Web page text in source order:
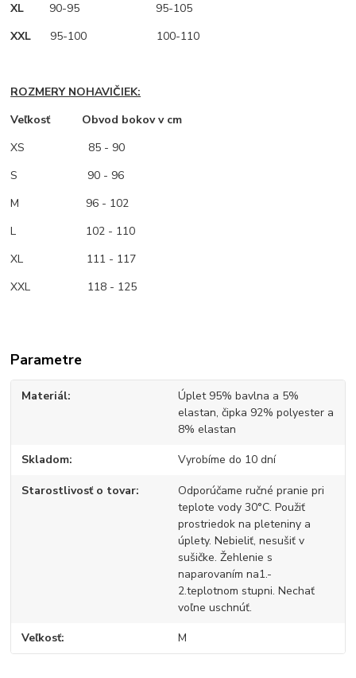
XL 90-95 95-105
XXL 95-100 100-110
ROZMERY NOHAVIČIEK:
Veľkosť Obvod bokov v cm
XS
85 - 90
S 90 - 96
M
96 - 102
L 102 - 110
XL 111 - 117
XXL 118 - 125
Parametre
Materiál
Úplet 95% bavlna a 5%
elastan, čipka 92% polyester a
8% elastan
Skladom Vyrobíme do 10 dní
Starostlivosť o tovar
Odporúčame ručné pranie pri
teplote vody 30°C. Použiť
prostriedok na pleteniny a
úplety. Nebieliť, nesušiť v
sušičke. Žehlenie s
naparovaním na1.-
2.teplotnom stupni. Nechať
voľne uschnúť.
Veľkosť M